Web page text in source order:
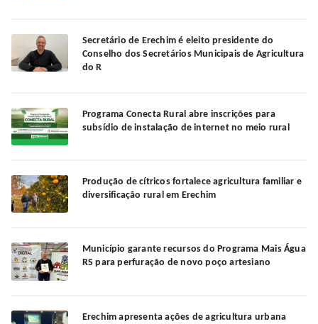
Secretário de Erechim é eleito presidente do
Conselho dos Secretários Municipais de Agricultura
do R
Programa Conecta Rural abre inscrições para
subsídio de instalação de internet no meio rural
Produção de cítricos fortalece agricultura familiar e
diversificação rural em Erechim
Município garante recursos do Programa Mais Água
RS para perfuração de novo poço artesiano
Erechim apresenta ações de agricultura urbana